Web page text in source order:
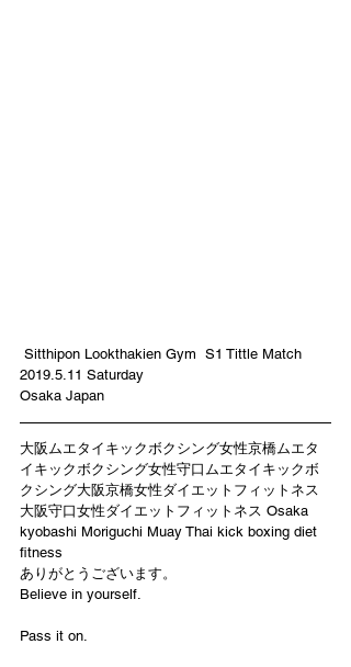
2019.5.11 Saturday
Osaka Japan
大阪ムエタイキックボクシング女性京橋ムエタ
イキックボクシング女性守口ムエタイキックボ
クシング大阪京橋女性ダイエットフィットネス
大阪守口女性ダイエットフィットネス Osaka
kyobashi Moriguchi Muay Thai kick boxing diet
fitness
ありがとうございます。
Believe in yourself.
Pass it on.